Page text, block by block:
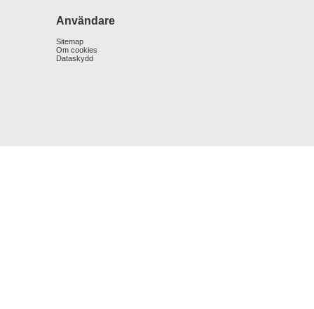
Användare
Sitemap
Om cookies
Dataskydd